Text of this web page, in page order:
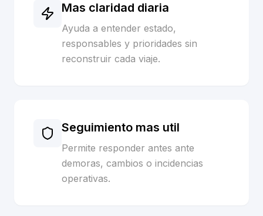
Mas claridad diaria
Ayuda a entender estado,
responsables y prioridades sin
reconstruir cada viaje.
Seguimiento mas util
Permite responder antes ante
demoras, cambios o incidencias
operativas.